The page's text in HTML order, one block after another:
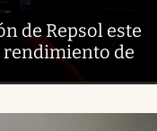
de Repsol este
rendimiento de